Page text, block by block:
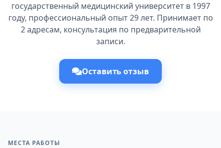
государственный медицинский университет в 1997
году, профессиональный опыт 29 лет. Принимает по
2 адресам, консультация по предварительной
записи.
Оставить отзыв
МЕСТА РАБОТЫ